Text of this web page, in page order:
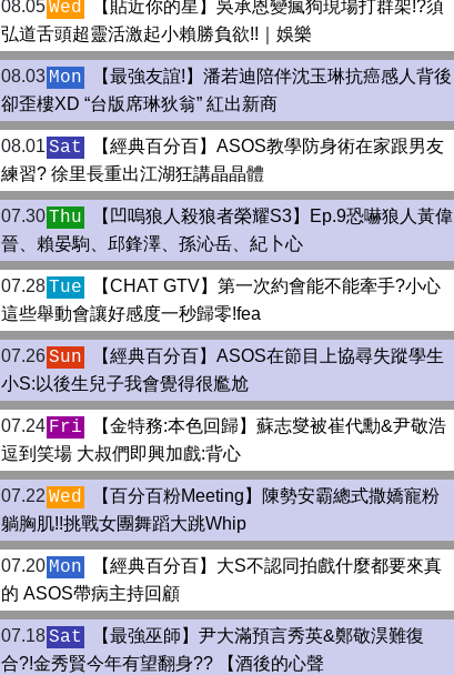
08.05Wed
【貼近你的星】吳承恩變瘋狗現場打群架!?須
弘道舌頭超靈活激起小賴勝負欲!!｜娛樂
08.03 Mon
【最強友誼!】潘若迪陪伴沈玉琳抗癌感人背後
卻歪樓XD “台版席琳狄翁” 紅出新商
08.01Sat
【經典百分百】ASOS教學防身術在家跟男友
練習? 徐里長重出江湖狂講晶晶體
07.30 Thu
【凹嗚狼人殺狼者榮耀S3】Ep.9恐嚇狼人黃偉
晉、賴晏駒、邱鋒澤、孫沁岳、紀卜心
07.28 Tue
【CHAT GTV】第一次約會能不能牽手?小心
這些舉動會讓好感度一秒歸零!fea
07.26Sun
【經典百分百】ASOS在節目上協尋失蹤學生
小S:以後生兒子我會覺得很尷尬
07.24 Fri
【金特務:本色回歸】蘇志燮被崔代勳&尹敬浩
逗到笑場 大叔們即興加戲:背心
07.22 Wed
【百分百粉Meeting】陳勢安霸總式撒嬌寵粉
躺胸肌!!挑戰女團舞蹈大跳Whip
07.20 Mon
【經典百分百】大S不認同拍戲什麼都要來真
的 ASOS帶病主持回顧
07.18Sat
【最強巫師】尹大滿預言秀英&鄭敬淏難復
合?!金秀賢今年有望翻身?? 【酒後的心聲